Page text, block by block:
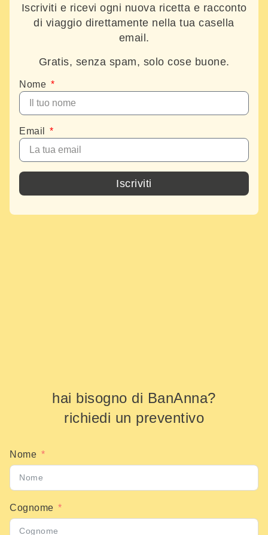
Iscriviti e ricevi ogni nuova ricetta e racconto
di viaggio direttamente nella tua casella
email.
Gratis, senza spam, solo cose buone.
Nome
Email
Iscriviti
hai bisogno di BanAnna?
richiedi un preventivo
Nome
Cognome